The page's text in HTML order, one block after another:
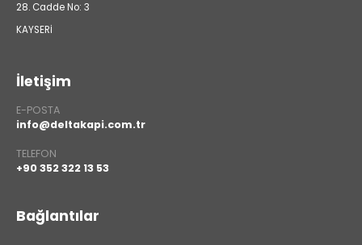
28. Cadde No: 3
KAYSERİ
İletişim
E-POSTA
info@deltakapi.com.tr
TELEFON
+90 352 322 13 53
Bağlantılar